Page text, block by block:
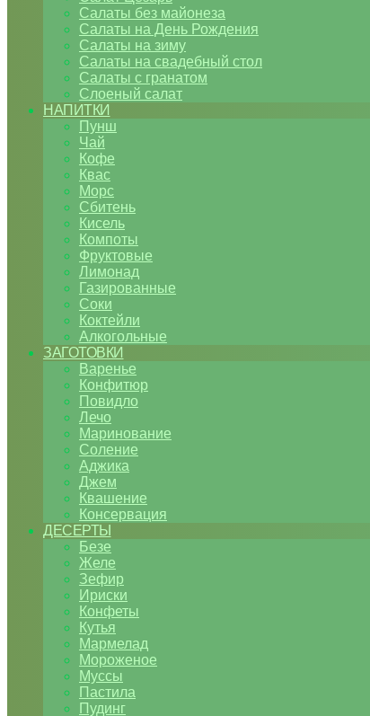
Салаты без майонеза
Салаты на День Рождения
Салаты на зиму
Салаты на свадебный стол
Салаты с гранатом
Слоеный салат
НАПИТКИ
Пунш
Чай
Кофе
Квас
Морс
Сбитень
Кисель
Компоты
Фруктовые
Лимонад
Газированные
Соки
Коктейли
Алкогольные
ЗАГОТОВКИ
Варенье
Конфитюр
Повидло
Лечо
Маринование
Соление
Аджика
Джем
Квашение
Консервация
ДЕСЕРТЫ
Безе
Желе
Зефир
Ириски
Конфеты
Кутья
Мармелад
Мороженое
Муссы
Пастила
Пудинг